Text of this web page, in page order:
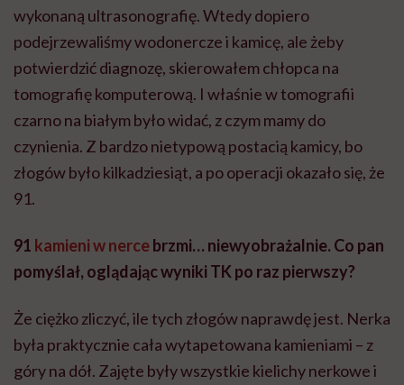
wykonaną ultrasonografię. Wtedy dopiero
podejrzewaliśmy wodonercze i kamicę, ale żeby
potwierdzić diagnozę, skierowałem chłopca na
tomografię komputerową. I właśnie w tomografii
czarno na białym było widać, z czym mamy do
czynienia. Z bardzo nietypową postacią kamicy, bo
złogów było kilkadziesiąt, a po operacji okazało się, że
91.
91 kamieni w nercebrzmi… niewyobrażalnie. Co pan
pomyślał, oglądając wyniki TK po raz pierwszy?
Że ciężko zliczyć, ile tych złogów naprawdę jest. Nerka
była praktycznie cała wytapetowana kamieniami – z
góry na dół. Zajęte były wszystkie kielichy nerkowe i